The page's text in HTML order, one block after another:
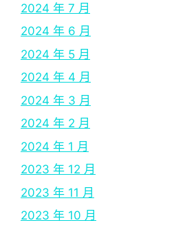
2024 年 7 月
2024 年 6 月
2024 年 5 月
2024 年 4 月
2024 年 3 月
2024 年 2 月
2024 年 1 月
2023 年 12 月
2023 年 11 月
2023 年 10 月